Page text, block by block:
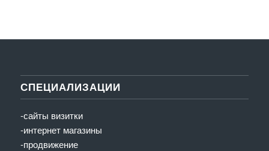
СПЕЦИАЛИЗАЦИИ
-сайты визитки
-интернет магазины
-продвижение